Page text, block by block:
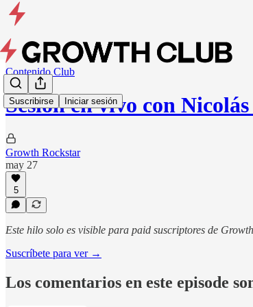
Suscribirse Iniciar sesión
Contenido Club
Sesión en vivo con
Growth Rockstar
may 27
5
Este hilo solo es visible para paid suscriptores de
Suscríbete para ver →
Los comentarios en este episode